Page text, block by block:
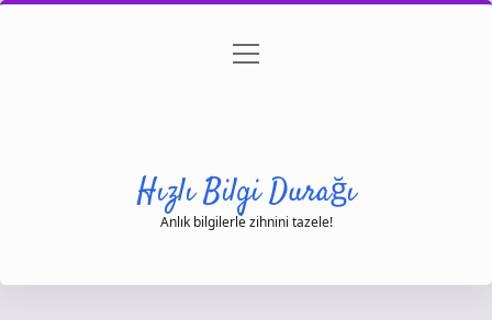
Gizlilik Politikası
menüyü
Hızlı Bilgi Durağı
Anlık bilgilerle zihnini tazele!